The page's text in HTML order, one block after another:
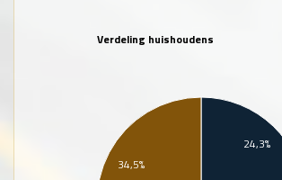
Verdeling huishoudens
24,3%
34,5%